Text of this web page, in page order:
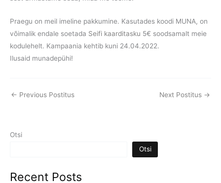
Praegu on meil imeline pakkumine. Kasutades koodi MUNA, on
võimalik endale soetada Seifi kaarditasku 5€ soodsamalt meie
kodulehelt. Kampaania kehtib kuni 24.04.2022.
Ilusaid munadepühi!
← Previous Postitus Next Postitus →
Otsi
Otsi
Recent Posts